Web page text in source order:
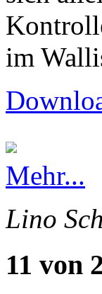
im
Mehr...
Lino
11 von